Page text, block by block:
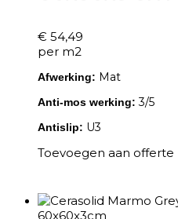
€ 54,49
per m2
Afwerking: Mat
Anti-mos werking: 3/5
Antislip: U3
Toevoegen aan offerte